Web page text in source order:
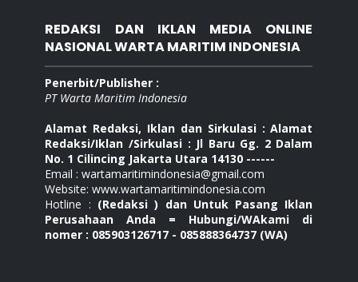
REDAKSI DAN IKLAN MEDIA ONLINE
NASIONAL WARTA MARITIM INDONESIA
Penerbit/Publisher :
PT Warta Maritim Indonesia
Alamat Redaksi, Iklan dan Sirkulasi : Alamat
Redaksi/Iklan /Sirkulasi : Jl Baru Gg. 2 Dalam
No. 1 Cilincing Jakarta Utara 14130 ------
Email : wartamaritimindonesia@gmail.com
Website: www.wartamaritimindonesia.com
Hotline : (Redaksi ) dan Untuk Pasang Iklan
Perusahaan Anda = Hubungi/WAkami di
nomer : 085903126717 - 085888364737 (WA)